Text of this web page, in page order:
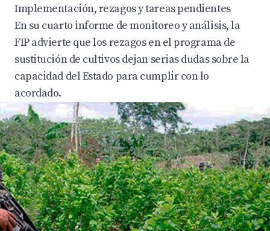
Implementación, rezagos y tareas pendientes
En su cuarto informe de monitoreo y análisis, la
FIP advierte que los rezagos en el programa de
sustitución de cultivos dejan serias dudas sobre la
capacidad del Estado para cumplir con lo
acordado.